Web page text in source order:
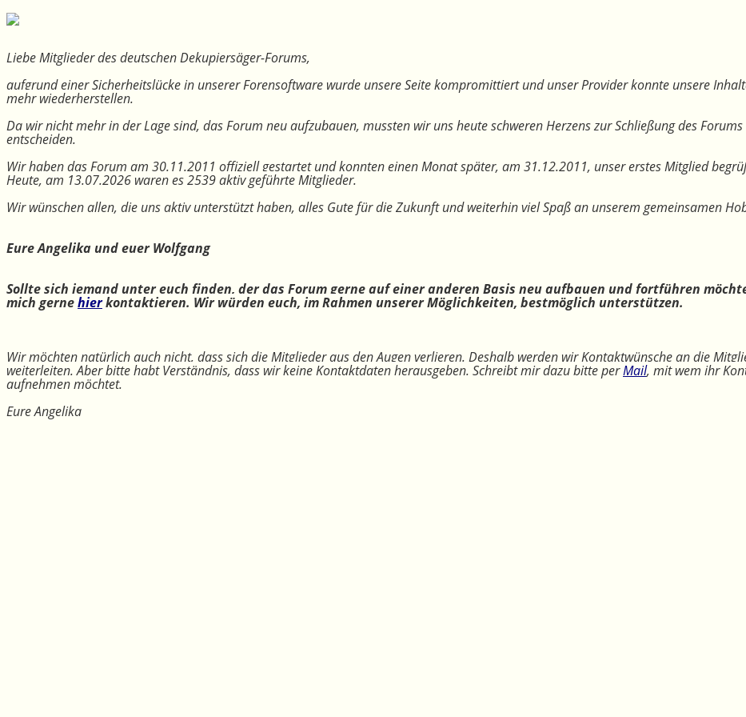
Liebe Mitglieder des deutschen Dekupiersäger-Forums,
aufgrund einer Sicherheitslücke in unserer Forensoftware wurde unsere Seite kompromittiert und unser Provider konnte unsere
mehr wiederherstellen.
Da wir nicht mehr in der Lage sind, das Forum neu aufzubauen, mussten wir uns heute schweren Herzens zur Schließung des Forums
entscheiden.
Wir haben das Forum am 30.11.2011 offiziell gestartet und konnten einen Monat später, am 31.12.2011, unser erstes Mitglied
Heute, am 13.07.2026 waren es 2539 aktiv geführte Mitglieder.
Wir wünschen allen, die uns aktiv unterstützt haben, alles Gute für die Zukunft und weiterhin viel Spaß an unserem gemeinsamen
Eure Angelika und euer Wolfgang
Sollte sich jemand unter euch finden, der das Forum gerne auf einer anderen Basis neu aufbauen und fortführen
mich gernehierkontaktieren. Wir würden euch, im Rahmen unserer Möglichkeiten, bestmöglich unterstützen.
Wir möchten natürlich auch nicht, dass sich die Mitglieder aus den Augen verlieren. Deshalb werden wir Kontaktwünsche an die
weiterleiten. Aber bitte habt Verständnis, dass wir keine Kontaktdaten herausgeben. Schreibt mir dazu bitte perMail, mit wem ihr
aufnehmen möchtet.
Eure Angelika